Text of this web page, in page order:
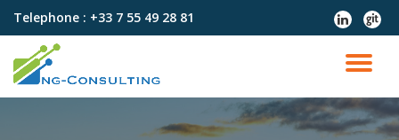
contenu
Telephone : +33 7 55 49 28 81
fa-
linkedin
fa-
git
LA